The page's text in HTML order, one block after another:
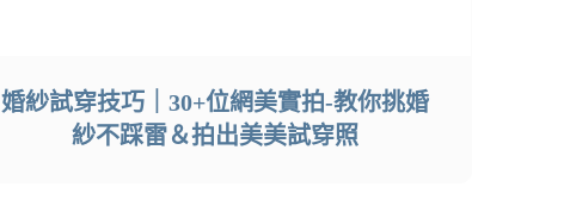
婚紗試穿技巧｜30+位網美實拍-教你挑婚
紗不踩雷＆拍出美美試穿照